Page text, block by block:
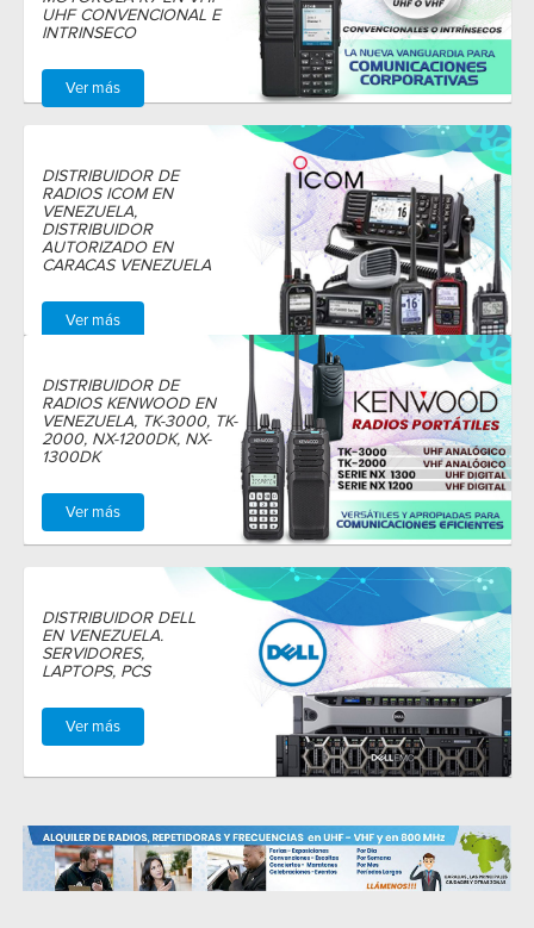
UHF CONVENCIONAL E
INTRINSECO
Ver más
DISTRIBUIDOR DE
RADIOS ICOM EN
VENEZUELA,
DISTRIBUIDOR
AUTORIZADO EN
CARACAS VENEZUELA
Ver más
DISTRIBUIDOR DE
RADIOS KENWOOD EN
VENEZUELA, TK-3000, TK-
2000, NX-1200DK, NX-
1300DK
Ver más
DISTRIBUIDOR DELL
EN VENEZUELA.
SERVIDORES,
LAPTOPS, PCS
Ver más